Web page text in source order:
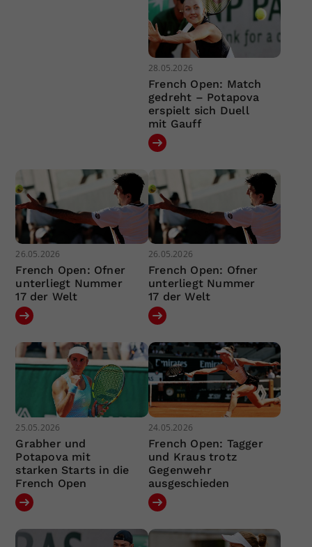
28.05.2026
French Open: Match
gedreht – Potapova
erspielt sich Duell
mit Gauff
26.05.2026
French Open: Ofner
unterliegt Nummer
17 der Welt
26.05.2026
French Open: Ofner
unterliegt Nummer
17 der Welt
25.05.2026
Grabher und
Potapova mit
starken Starts in die
French Open
24.05.2026
French Open: Tagger
und Kraus trotz
Gegenwehr
ausgeschieden